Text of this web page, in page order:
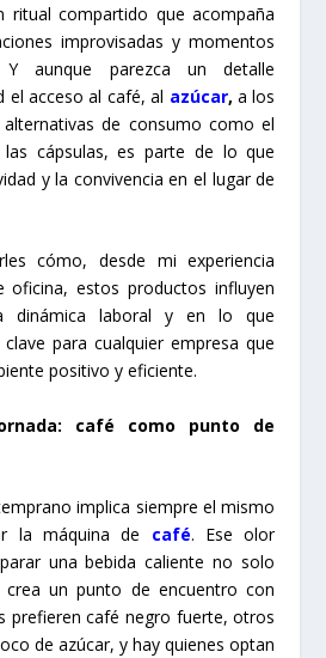
ritual compartido que acompaña
improvisadas y momentos
Y aunque parezca un detalle
el acceso al café, al azúcar, a los
de consumo como el
cápsulas, es parte de lo que
y la convivencia en el lugar de
cómo, desde mi experiencia
oficina, estos productos influyen
dinámica laboral y en lo que
para cualquier empresa que
positivo y eficiente.
café como punto de
implica siempre el mismo
la máquina de café. Ese olor
una bebida caliente no solo
un punto de encuentro con
prefieren café negro fuerte, otros
de azúcar, y hay quienes optan